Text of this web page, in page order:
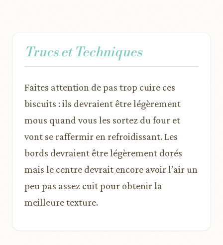
Trucs et Techniques
Faites attention de pas trop cuire ces
biscuits : ils devraient être légèrement
mous quand vous les sortez du four et
vont se raffermir en refroidissant. Les
bords devraient être légèrement dorés
mais le centre devrait encore avoir l’air un
peu pas assez cuit pour obtenir la
meilleure texture.